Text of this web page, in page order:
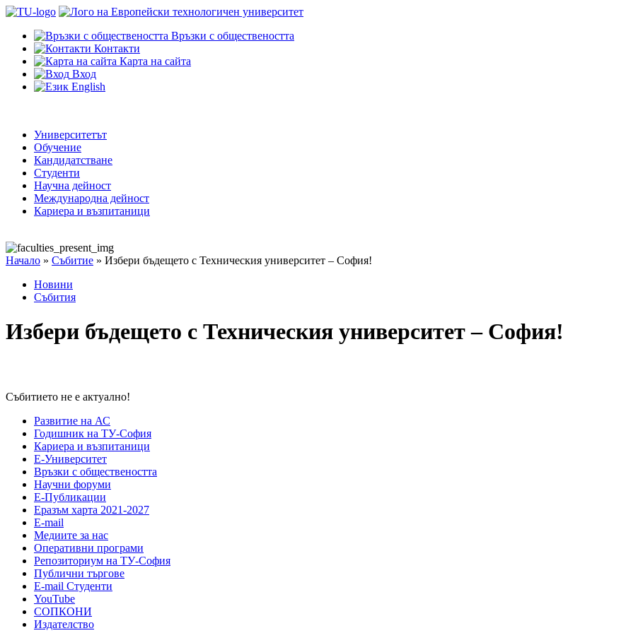
Връзки с обществеността
Контакти
Карта на сайта
Вход
English
Университетът
Обучение
Кандидатстване
Студенти
Научна дейност
Международна дейност
Кариера и възпитаници
Начало » Събитие » Избери бъдещето с Техническия университет – София!
Новини
Събития
Избери бъдещето с Техническия университет – София!
Събитието не е актуално!
Развитие на АС
Годишник на ТУ-София
Кариера и възпитаници
Е-Университет
Връзки с обществеността
Научни форуми
Е-Публикации
Еразъм харта 2021-2027
E-mail
Медиите за нас
Оперативни програми
Репозиториум на ТУ-София
Публични търгове
Е-mail Студенти
YouTube
СОПКОНИ
Издателство